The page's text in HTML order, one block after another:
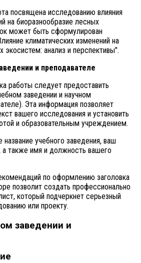
посвящена исследованию влияния
на биоразнообразие лесных
может быть сформулирован
климатических изменений на
экосистем: анализ и перспективы".
и преподавателе
работы следует предоставить
заведении и научном
Эта информация позволяет
вашего исследования и установить
и образовательным учреждением.
название учебного заведения, ваш
а также имя и должность вашего
по оформлению заголовка
позволит создать профессионально
который подчеркнет серьезный
или проекту.
заведении и